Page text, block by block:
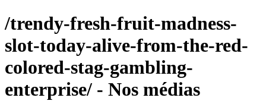
/trendy-fresh-fruit-madness-
slot-today-alive-from-the-red-
colored-stag-gambling-
enterprise/ - Nos médias